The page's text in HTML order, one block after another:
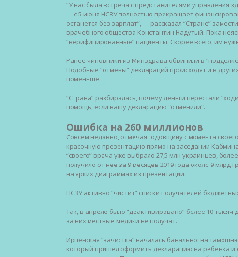
“У нас была встреча с представителями
— с 5 июня НСЗУ полностью прекращает
останется без зарплат”, — рассказал “Стране”
врачебного общества Константин Надутый. Пока
“верифицированные” пациенты. Скорее всего, им
Ранее чиновники из Минздрава обвинили в
Подобные “отмены” деклараций происходят и в
поменьше.
“Страна” разбиралась, почему деньги перестали
помощь, если вашу декларацию “отменили”.
Ошибка на 260 миллионов
Совсем недавно, отмечая годовщину с момента
красочную презентацию прямо на заседании
“своего” врача уже выбрало 27,5 млн украинцев,
получило от нее за 9 месяцев 2019 года около 9 млрд
на ярких диаграммах из презентации.
НСЗУ активно “чистит” списки получателей
Так, в апреле было “деактивировано” более 10
за них местные медики не получат.
Ирпенская “зачистка” началась банально: на
который пришел оформить декларацию на ребенка и